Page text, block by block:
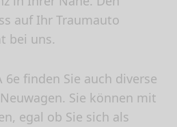
auf Ihr Traumauto
bei uns.
6e finden Sie auch diverse
Sie können mit
egal ob Sie sich als